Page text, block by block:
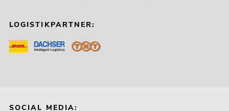
LOGISTIKPARTNER:
SOCIAL MEDIA: